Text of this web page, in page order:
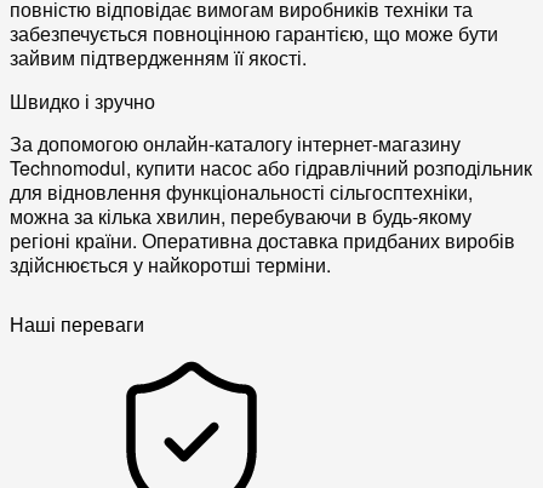
повністю відповідає вимогам виробників техніки та
забезпечується повноцінною гарантією, що може бути
зайвим підтвердженням її якості.
Швидко і зручно
За допомогою онлайн-каталогу інтернет-магазину
Technomodul, купити насос або гідравлічний розподільник
для відновлення функціональності сільгосптехніки,
можна за кілька хвилин, перебуваючи в будь-якому
регіоні країни. Оперативна доставка придбаних виробів
здійснюється у найкоротші терміни.
Наші переваги